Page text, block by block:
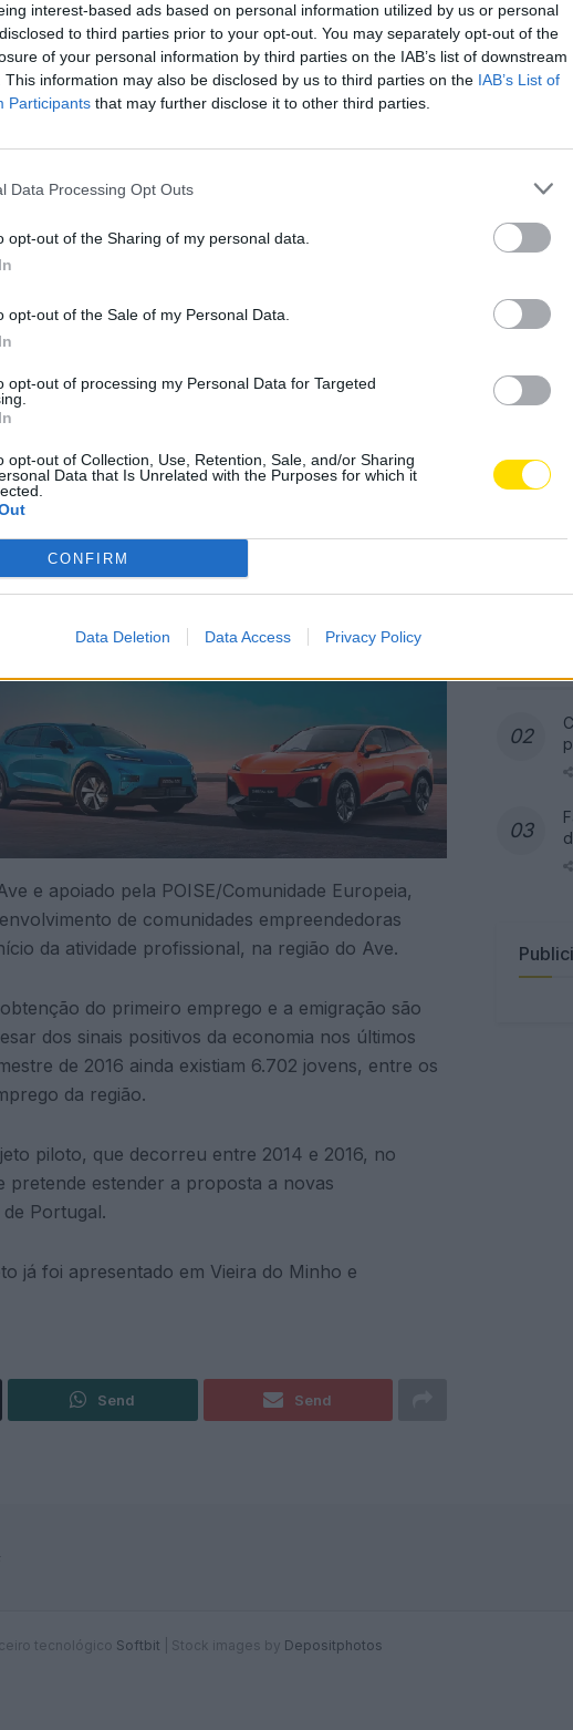
interest-based ads based on personal information utilized by us or personal
to third parties prior to your opt-out. You may separately opt-out of the
of your personal information by third parties on the IAB’s list of downstream
This information may also be disclosed by us to third parties on the IAB’s List of
Participants that may further disclose it to other third parties.
Data Processing Opt Outs
opt-out of the Sharing of my personal data.
opt-out of the Sale of my Personal Data.
opt-out of processing my Personal Data for Targeted
opt-out of Collection, Use, Retention, Sale, and/or Sharing
Data that Is Unrelated with the Purposes for which it
CONFIRM
Data Deletion Data Access Privacy Policy
combate o
Canal Oficial Subscrever
a jovens, entre os 15 e os 34 anos,
profissional.
e apoiado pela POISE/Comunidade Europeia,
de comunidades empreendedoras
da atividade profissional, na região do Ave.
do primeiro emprego e a emigração são
dos sinais positivos da economia nos últimos
de 2016 ainda existiam 6.702 jovens, entre os
da região.
piloto, que decorreu entre 2014 e 2016, no
pretende estender a proposta a novas
Portugal.
já foi apresentado em Vieira do Minho e
Send Send
Notícias
na
tecnológico Softbit Stock images by Depositphotos